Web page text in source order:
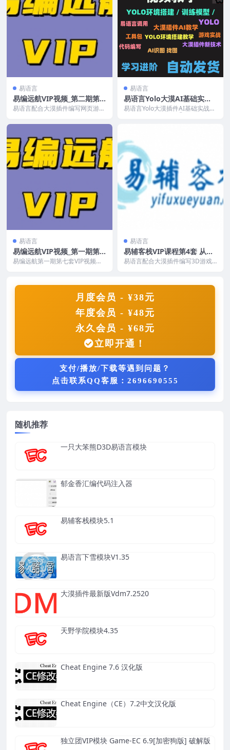
易语言
易编远航VIP视频_第二期第3
套网页游戏初接触-淘宝上的
易语言配合大漠插件编写网页游戏
录 1.1页游专用...
易语言
易语言Yolo大漠AI基础实战d
nf教程与训练工具
易语言Yolo大漠插件AI基础实战dn
易语言
易编远航VIP视频_第一期第7
套易语言大漠多线程高级视频
易编远航第一期第七套VIP视频，
易语言
易辅客栈VIP课程第4套 从实
战进阶斗战神系列视频
易语言配合大漠插件编写3D游戏
月度会员 - ¥38元
年度会员 - ¥48元
永久会员 - ¥68元
立即开通！
支付/播放/下载等遇到问题？
点击联系QQ客服：2696690555
随机推荐
一只大笨熊D3D易语言模块
郁金香汇编代码注入器
易辅客栈模块5.1
易语言下雪模块V1.35
大漠插件最新版Vdm7.2520
天野学院模块4.35
Cheat Engine 7.6 汉化版
Cheat Engine（CE）7.2中文汉化版
独立团VIP模块 Game-EC 6.9[加密狗版] 破解版